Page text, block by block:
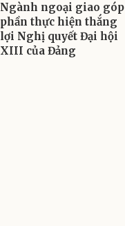
Ngành ngoại giao góp
phần thực hiện thắng
lợi Nghị quyết Đại hội
XIII của Đảng